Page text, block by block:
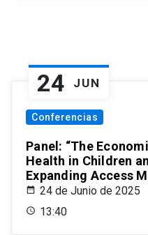
24 JUN
Conferencias
Panel: “The
Health in Children
Expanding Access
24 de Junio de 2025
13:40